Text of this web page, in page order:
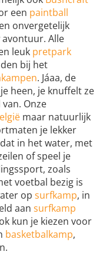
een paintball
onvergetelijk
avontuur. Alle
leuk pretpark
bij het
. Jáaa, de
heen, je knuffelt ze
Onze
maar natuurlijk
je lekker
in het water, met
of speel je
zoals
voetbal bezig is
op surfkamp, in
aan surfkamp
kun je kiezen voor
basketbalkamp,